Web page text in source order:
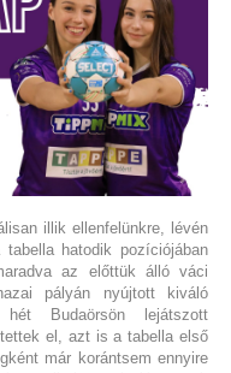
illik ellenfelünkre, lévén
hatodik pozíciójában
az előttük álló váci
pályán nyújtott kiváló
Budaörsön lejátszott
el, azt is a tabella első
már korántsem ennyire